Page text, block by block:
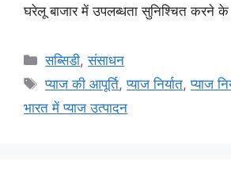
घरेलू बाजार में उपलब्धता सुनिश्चित करने
सब्सिडी,संसाधन
प्याज की आपूर्ति,प्याज निर्यात,प्याज
भारत में प्याज उत्पादन